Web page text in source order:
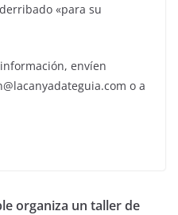
«para su
envíen
o a
organiza un taller de